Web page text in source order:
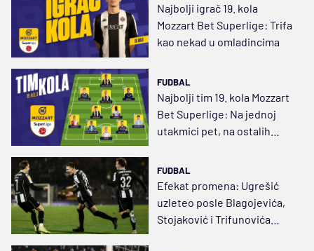
Najbolji igrač 19. kola
Mozzart Bet Superlige: Trifa
kao nekad u omladincima
FUDBAL
Najbolji tim 19. kola Mozzart
Bet Superlige: Na jednoj
utakmici pet, na ostalih
FUDBAL
Efekat promena: Ugrešić
uzleteo posle Blagojevića,
Stojaković i Trifunovića